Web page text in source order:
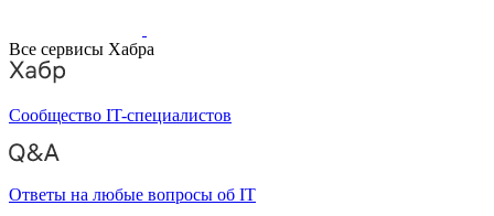
Все сервисы Хабра
Сообщество IT-специалистов
Ответы на любые вопросы об IT